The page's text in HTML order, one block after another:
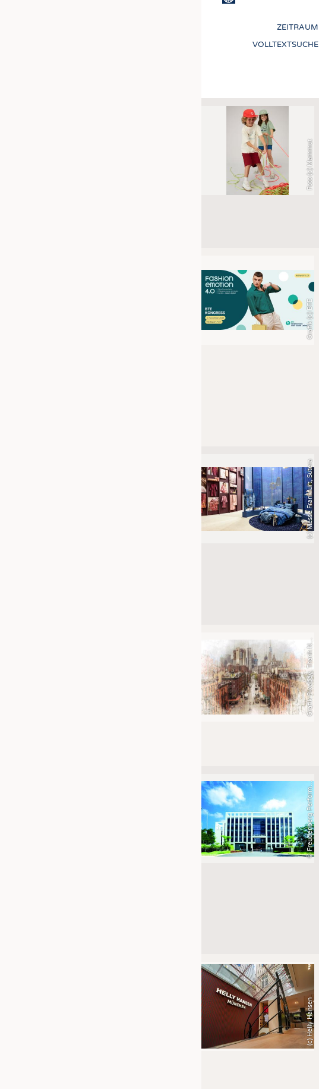
STELLENMARKT
KRÜGER PERSONAL HEADHUNTING
PRAKTIKA & AUSBILDUNGEN
ZEITRAUM
VOLLTEXTSUCHE
Seitennummerierung
Foto (c) Mammut
Grafik (c) BTE
(c) Messe Frankfurt, Sutera
r
a
f
i
k
P
i
x
a
b
a
y
,
T
h
a
n
h
N
g
u
y
e
n
S
l
©
F
r
e
u
d
e
n
b
e
r
g
P
e
r
f
o
r
m
a
n
c
e
M
a
t
e
r
i
a
l
s
(c) Helly Hansen